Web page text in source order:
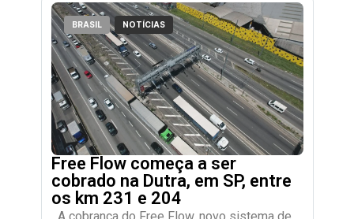
BRASIL NOTÍCIAS
Free Flow começa a ser
cobrado na Dutra, em SP, entre
os km 231 e 204